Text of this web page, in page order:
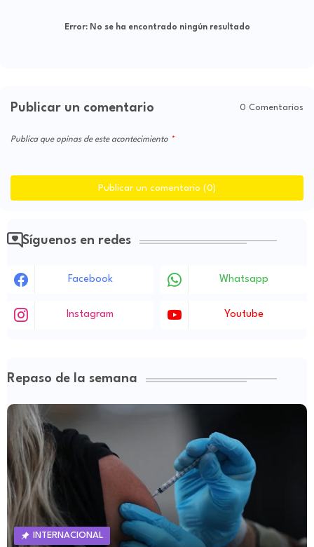
Error:No se ha encontrado ningún resultado
Publicar un comentario 0 Comentarios
Publica que opinas de este acontecimiento
Publicar un comentario (0)
Síguenos en redes
Facebook Whatsapp
Instagram Youtube
Repaso de la semana
INTERNACIONAL